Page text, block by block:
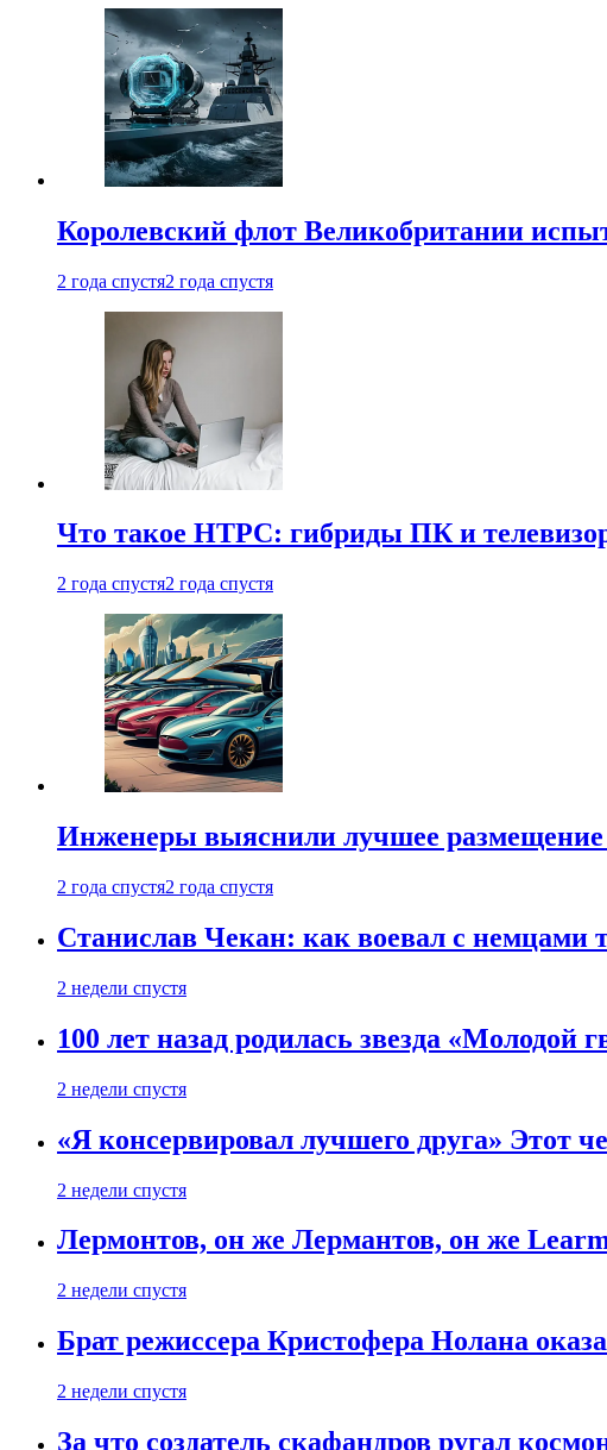
Королевский флот Великобритании
2 года спустя2 года спустя
Что такое HTPC: гибриды ПК и
2 года спустя2 года спустя
Инженеры выяснили лучшее размещение
2 года спустя2 года спустя
Станислав Чекан: как воевал с немцами
2 недели спустя
100 лет назад родилась звезда
2 недели спустя
«Я консервировал лучшего друга» Этот
2 недели спустя
Лермонтов, он же Лермантов, он же
2 недели спустя
Брат режиссера Кристофера Нолана
2 недели спустя
За что создатель скафандров ругал